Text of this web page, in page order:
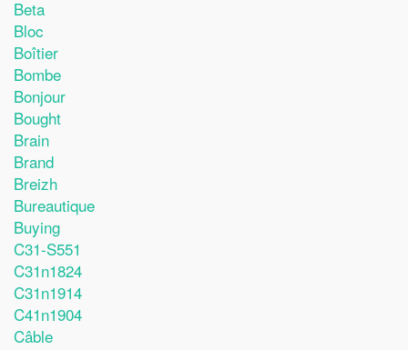
Beta
Bloc
Boîtier
Bombe
Bonjour
Bought
Brain
Brand
Breizh
Bureautique
Buying
C31-S551
C31n1824
C31n1914
C41n1904
Câble